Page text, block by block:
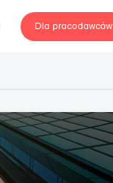
Dla pracodawców